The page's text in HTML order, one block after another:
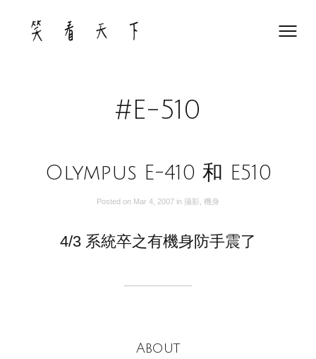
content
#E-510
Olympus E-410 和 E510
Posted on Mar 4, 2007 in 攝影 機身
4/3 系統卒之有機身防手震了
About